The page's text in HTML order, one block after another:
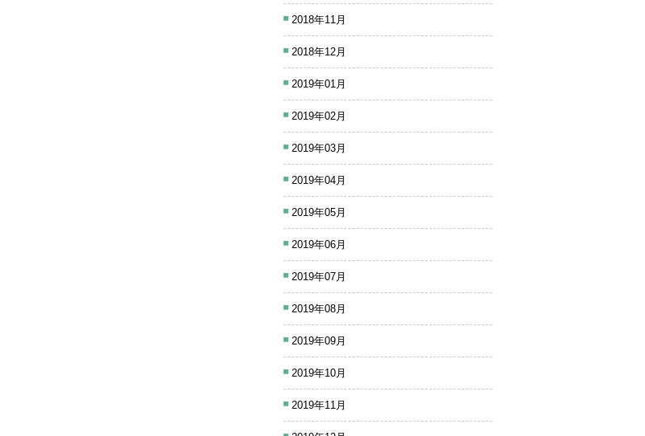
2018年11月
2018年12月
2019年01月
2019年02月
2019年03月
2019年04月
2019年05月
2019年06月
2019年07月
2019年08月
2019年09月
2019年10月
2019年11月